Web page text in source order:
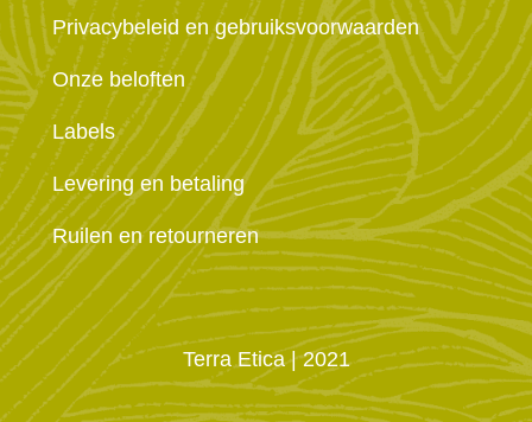
Privacybeleid en gebruiksvoorwaarden
Onze beloften
Labels
Levering en betaling
Ruilen en retourneren
Terra Etica| 2021